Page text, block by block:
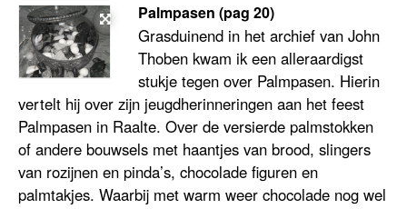
Palmpasen (pag 20)
Grasduinend in het archief van John
Thoben kwam ik een alleraardigst
stukje tegen over Palmpasen. Hierin
vertelt hij over zijn jeugdherinneringen aan het feest
Palmpasen in Raalte. Over de versierde palmstokken
of andere bouwsels met haantjes van brood, slingers
van rozijnen en pinda’s, chocolade figuren en
palmtakjes. Waarbij met warm weer chocolade nog wel